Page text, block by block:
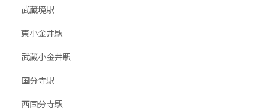
武蔵境駅
東小金井駅
武蔵小金井駅
国分寺駅
西国分寺駅